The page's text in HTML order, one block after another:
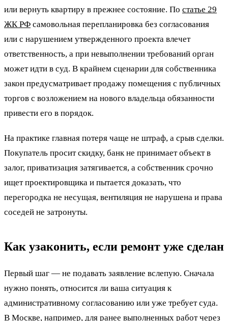
или вернуть квартиру в прежнее состояние. По статье 29
ЖК РФ самовольная перепланировка без согласования
или с нарушением утвержденного проекта влечет
ответственность, а при невыполнении требований орган
может идти в суд. В крайнем сценарии для собственника
закон предусматривает продажу помещения с публичных
торгов с возложением на нового владельца обязанности
привести его в порядок.
На практике главная потеря чаще не штраф, а срыв сделки.
Покупатель просит скидку, банк не принимает объект в
залог, приватизация затягивается, а собственник срочно
ищет проектировщика и пытается доказать, что
перегородка не несущая, вентиляция не нарушена и права
соседей не затронуты.
Как узаконить, если ремонт уже сделан
Первый шаг — не подавать заявление вслепую. Сначала
нужно понять, относится ли ваша ситуация к
административному согласованию или уже требует суда.
В Москве, например, для ранее выполненных работ через